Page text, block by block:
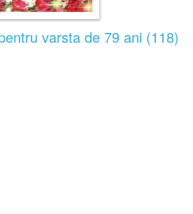
varsta de 79 ani (118)